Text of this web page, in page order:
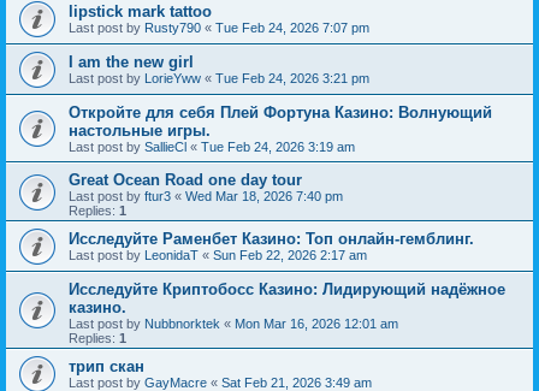
lipstick mark tattoo
Last post by Rusty790 « Tue Feb 24, 2026 7:07 pm
I am the new girl
Last post by LorieYww « Tue Feb 24, 2026 3:21 pm
Откройте для себя Плей Фортуна Казино: Волнующий
настольные игры.
Last post by SallieCl « Tue Feb 24, 2026 3:19 am
Great Ocean Road one day tour
Last post by ftur3 « Wed Mar 18, 2026 7:40 pm
Replies: 1
Исследуйте Раменбет Казино: Топ онлайн-гемблинг.
Last post by LeonidaT « Sun Feb 22, 2026 2:17 am
Исследуйте Криптобосс Казино: Лидирующий надёжное
казино.
Last post by Nubbnorktek « Mon Mar 16, 2026 12:01 am
Replies: 1
трип скан
Last post by GayMacre « Sat Feb 21, 2026 3:49 am